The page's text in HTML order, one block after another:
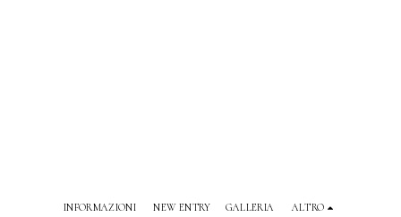
INFORMAZIONI NEW ENTRY GALLERIA ALTRO